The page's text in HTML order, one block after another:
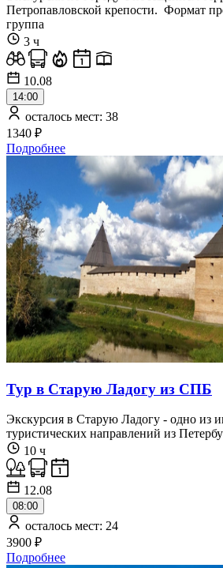
Петропавловской крепости. Формат
группа
3 ч
10.08
14:00
осталось мест: 38
1340 ₽
Подробнее
Тур в Старую Ладогу из СПБ
Экскурсия в Старую Ладогу - одно из
туристических направлений из
10 ч
12.08
08:00
осталось мест: 24
3900 ₽
Подробнее